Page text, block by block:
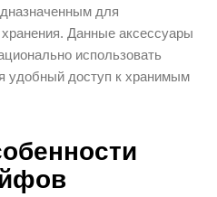
для
Данные аксессуары
использовать
удобный доступ к хранимым